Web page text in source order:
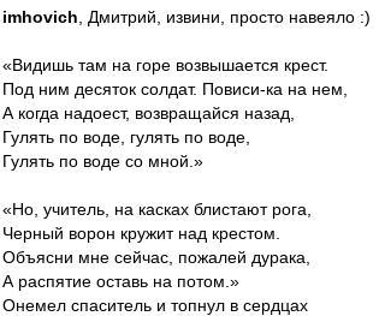
imhovich , Дмитрий, извини, просто навеяло :)
«Видишь там на горе возвышается крест.
Под ним десяток солдат. Повиси-ка на нем,
А когда надоест, возвращайся назад,
Гулять по воде, гулять по воде,
Гулять по воде со мной.»
«Но, учитель, на касках блистают рога,
Черный ворон кружит над крестом.
Объясни мне сейчас, пожалей дурака,
А распятие оставь на потом.»
Онемел спаситель и топнул в сердцах